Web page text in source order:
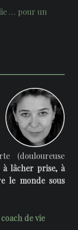
… pour un
(douloureuse
à lâcher prise, à
le monde sous
de vie